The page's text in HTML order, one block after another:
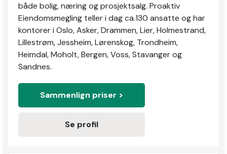
både bolig, næring og prosjektsalg. Proaktiv
Eiendomsmegling teller i dag ca.130 ansatte og har
kontorer i Oslo, Asker, Drammen, Lier, Holmestrand,
Lillestrøm, Jessheim, Lørenskog, Trondheim,
Heimdal, Moholt, Bergen, Voss, Stavanger og
Sandnes.
Sammenlign priser >
Se profil